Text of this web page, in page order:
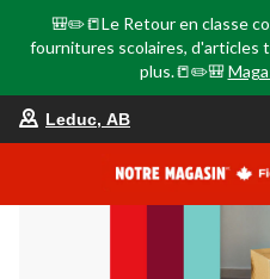
🎒✏️📒Le Retour en classe
fournitures scolaires, d'articles
plus.📒✏️🎒
Leduc, AB